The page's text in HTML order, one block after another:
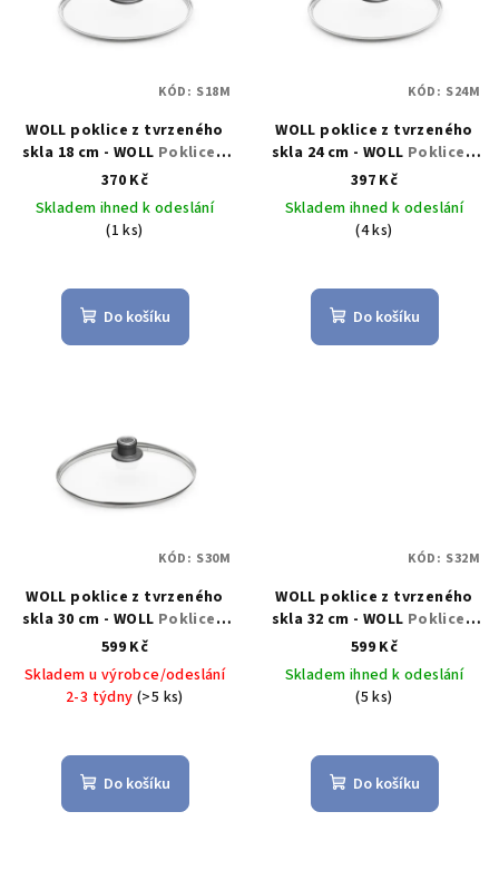
WOLL poklice z tvrzeného
skla 18 cm - WOLL Poklice z
tvrzeného skla 18 cm -
WOLL
370 Kč
Skladem ihned k odeslání
(1 ks)
Do košíku
KÓD: S18M
WOLL poklice z tvrzeného
skla 24 cm - WOLL Poklice z
tvrzeného skla 24 cm -
WOLL
397 Kč
Skladem ihned k odeslání
(4 ks)
Do košíku
KÓD: S24M
WOLL poklice z tvrzeného
skla 30 cm - WOLL Poklice z
tvrzeného skla 30 cm -
WOLL
599 Kč
Skladem u výrobce/odeslání
2-3 týdny(>5 ks)
Do košíku
KÓD: S30M
WOLL poklice z tvrzeného
skla 32 cm - WOLL Poklice z
tvrzeného skla 32 cm -
WOLL
599 Kč
Skladem ihned k odeslání
(5 ks)
Do košíku
KÓD: S32M